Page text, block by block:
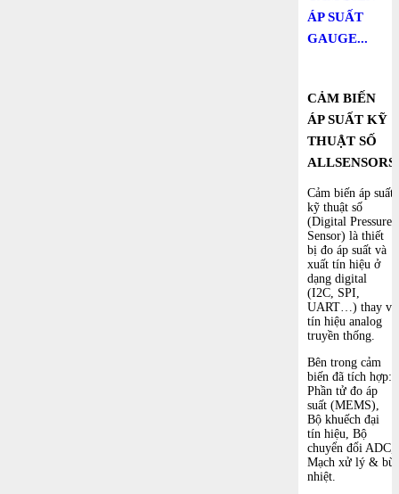
ÁP SUẤT
GAUGE...
CẢM BIẾN
ÁP SUẤT KỸ
THUẬT SỐ
ALLSENSORS
Cảm biến áp suất
kỹ thuật số
(Digital Pressure
Sensor) là thiết
bị đo áp suất và
xuất tín hiệu ở
dạng digital
(I2C, SPI,
UART…) thay vì
tín hiệu analog
truyền thống.
Bên trong cảm
biến đã tích hợp:
Phần tử đo áp
suất (MEMS),
Bộ khuếch đại
tín hiệu, Bộ
chuyển đổi ADC,
Mạch xử lý & bù
nhiệt.